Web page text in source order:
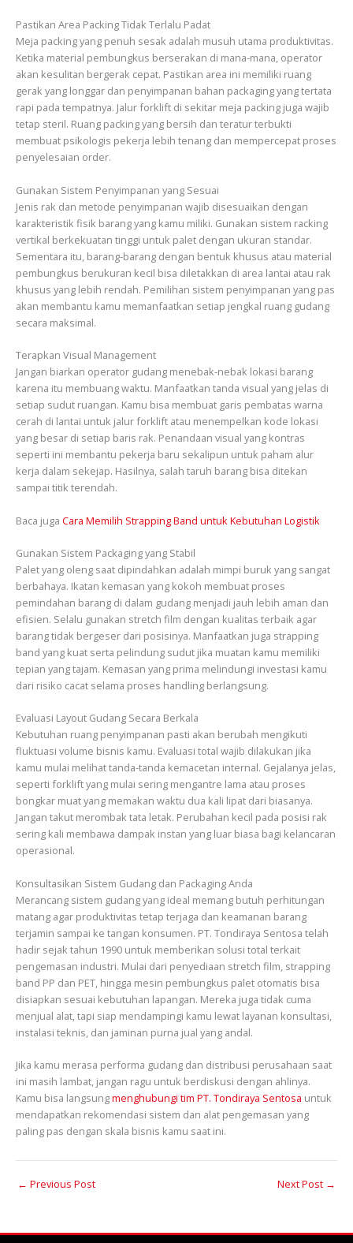
Pastikan Area Packing Tidak Terlalu Padat
Meja packing yang penuh sesak adalah musuh utama produktivitas.
Ketika material pembungkus berserakan di mana-mana, operator
akan kesulitan bergerak cepat. Pastikan area ini memiliki ruang
gerak yang longgar dan penyimpanan bahan packaging yang tertata
rapi pada tempatnya. Jalur forklift di sekitar meja packing juga wajib
tetap steril. Ruang packing yang bersih dan teratur terbukti
membuat psikologis pekerja lebih tenang dan mempercepat proses
penyelesaian order.
Gunakan Sistem Penyimpanan yang Sesuai
Jenis rak dan metode penyimpanan wajib disesuaikan dengan
karakteristik fisik barang yang kamu miliki. Gunakan sistem racking
vertikal berkekuatan tinggi untuk palet dengan ukuran standar.
Sementara itu, barang-barang dengan bentuk khusus atau material
pembungkus berukuran kecil bisa diletakkan di area lantai atau rak
khusus yang lebih rendah. Pemilihan sistem penyimpanan yang pas
akan membantu kamu memanfaatkan setiap jengkal ruang gudang
secara maksimal.
Terapkan Visual Management
Jangan biarkan operator gudang menebak-nebak lokasi barang
karena itu membuang waktu. Manfaatkan tanda visual yang jelas di
setiap sudut ruangan. Kamu bisa membuat garis pembatas warna
cerah di lantai untuk jalur forklift atau menempelkan kode lokasi
yang besar di setiap baris rak. Penandaan visual yang kontras
seperti ini membantu pekerja baru sekalipun untuk paham alur
kerja dalam sekejap. Hasilnya, salah taruh barang bisa ditekan
sampai titik terendah.
Baca juga Cara Memilih Strapping Band untuk Kebutuhan Logistik
Gunakan Sistem Packaging yang Stabil
Palet yang oleng saat dipindahkan adalah mimpi buruk yang sangat
berbahaya. Ikatan kemasan yang kokoh membuat proses
pemindahan barang di dalam gudang menjadi jauh lebih aman dan
efisien. Selalu gunakan stretch film dengan kualitas terbaik agar
barang tidak bergeser dari posisinya. Manfaatkan juga strapping
band yang kuat serta pelindung sudut jika muatan kamu memiliki
tepian yang tajam. Kemasan yang prima melindungi investasi kamu
dari risiko cacat selama proses handling berlangsung.
Evaluasi Layout Gudang Secara Berkala
Kebutuhan ruang penyimpanan pasti akan berubah mengikuti
fluktuasi volume bisnis kamu. Evaluasi total wajib dilakukan jika
kamu mulai melihat tanda-tanda kemacetan internal. Gejalanya jelas,
seperti forklift yang mulai sering mengantre lama atau proses
bongkar muat yang memakan waktu dua kali lipat dari biasanya.
Jangan takut merombak tata letak. Perubahan kecil pada posisi rak
sering kali membawa dampak instan yang luar biasa bagi kelancaran
operasional.
Konsultasikan Sistem Gudang dan Packaging Anda
Merancang sistem gudang yang ideal memang butuh perhitungan
matang agar produktivitas tetap terjaga dan keamanan barang
terjamin sampai ke tangan konsumen. PT. Tondiraya Sentosa telah
hadir sejak tahun 1990 untuk memberikan solusi total terkait
pengemasan industri. Mulai dari penyediaan stretch film, strapping
band PP dan PET, hingga mesin pembungkus palet otomatis bisa
disiapkan sesuai kebutuhan lapangan. Mereka juga tidak cuma
menjual alat, tapi siap mendampingi kamu lewat layanan konsultasi,
instalasi teknis, dan jaminan purna jual yang andal.
Jika kamu merasa performa gudang dan distribusi perusahaan saat
ini masih lambat, jangan ragu untuk berdiskusi dengan ahlinya.
Kamu bisa langsungmenghubungi tim PT. Tondiraya Sentosa untuk
mendapatkan rekomendasi sistem dan alat pengemasan yang
paling pas dengan skala bisnis kamu saat ini.
← Previous Post Next Post →